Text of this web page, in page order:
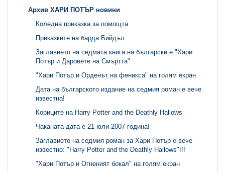
Архив ХАРИ ПОТЪР новини
Коледна приказка за помощта
Приказките на барда Бийдъл
Заглавието на седмата книга на български е "Хари
Потър и Даровете на Смъртта"
"Хари Потър и Орденът на феникса" на голям екран
Дата на българското издание на седмия роман е вече
известна!
Кориците на Harry Potter and the Deathly Hallows
Чаканата дата е 21 юли 2007 година!
Заглавието на седмия роман за Хари Потър е вече
известно: "Harry Potter and the Deathly Hallows"!!!
"Хари Потър и Огненият бокал" на голям екран